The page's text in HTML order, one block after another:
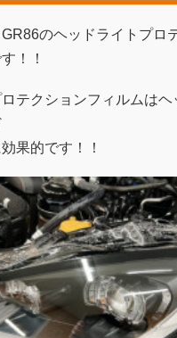
のヘッドライトプロ
！！
テクションフィルムはヘ
果的です！！